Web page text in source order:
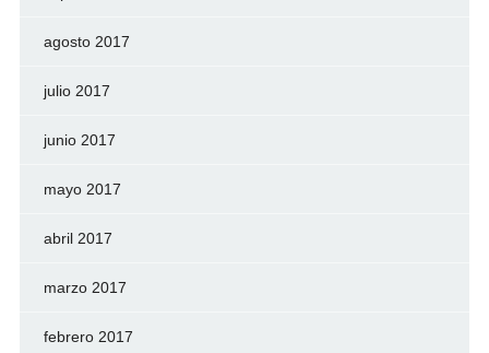
agosto 2017
julio 2017
junio 2017
mayo 2017
abril 2017
marzo 2017
febrero 2017